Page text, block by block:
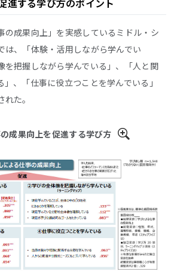
進する学び方のポイント
の成果向上」を実感しているミドル・シ
は、「体験・活用しながら学んでい
を把握しながら学んでいる」、「人と関
、「仕事に役立つことを学んでいる」
た。
成果向上を促進する学び方